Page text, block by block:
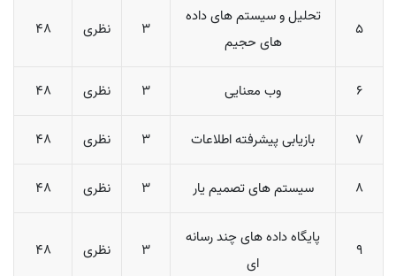
5
تحلیل و سیستم های داده
های حجیم
3 نظری 48
6 وب معنایی 3 نظری 48
7 بازیابی پیشرفته اطلاعات 3 نظری 48
8 سیستم های تصمیم یار 3 نظری 48
9
پایگاه داده های چند رسانه
ای
3 نظری 48